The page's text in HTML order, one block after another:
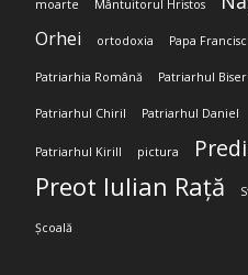
moarte Mântuitorul Hristos
Orhei ortodoxia Papa Francisc
Patriarhia Română Patriarhul
Patriarhul Chiril Patriarhul Daniel
Patriarhul Kirill pictura
Preot Iulian Rață
Școală